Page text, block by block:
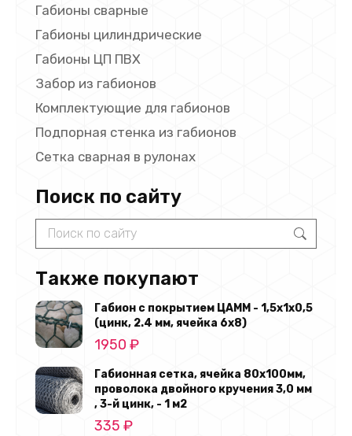
Габионы сварные
Габионы цилиндрические
Габионы ЦП ПВХ
Забор из габионов
Комплектующие для габионов
Подпорная стенка из габионов
Сетка сварная в рулонах
Поиск по сайту
Search:
Также покупают
Габион с покрытием ЦАММ - 1,5х1х0,5
(цинк, 2.4 мм, ячейка 6х8)
1950 ₽
Габионная сетка, ячейка 80х100мм,
проволока двойного кручения 3,0 мм
, 3-й цинк, - 1 м2
335 ₽